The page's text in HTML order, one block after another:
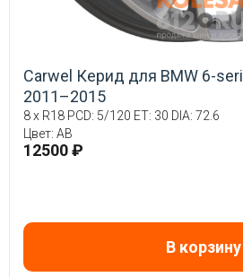
Carwel Керид для BMW 6-
2011–2015
8 x R18 PCD: 5/120 ET: 30 DIA: 72.6
Цвет: AB
12500 ₽
В корзину